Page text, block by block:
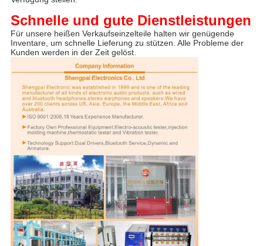
Schnelle und gute Dienstleistungen
Für unsere heißen Verkaufseinzelteile halten wir genügende
Inventare, um schnelle Lieferung zu stützen. Alle Probleme der
Kunden werden in der Zeit gelöst.